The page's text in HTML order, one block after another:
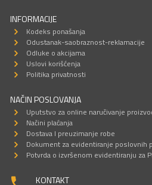
INFORMACIJE
Kodeks ponašanja
Odustanak-saobraznost-reklamacije
Odluke o akcijama
Uslovi korišćenja
Politika privatnosti
NAČIN POSLOVANJA
Uputstvo za online naručivanje
Načini plaćanja
Dostava I preuzimanje robe
Dokument za evidentiranje poslovnih
Potvrda o izvršenom evidentiranju za
KONTAKT